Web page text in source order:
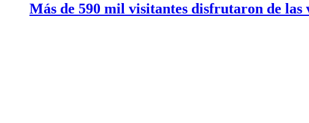
Más de 590 mil visitantes disfrutaron de las